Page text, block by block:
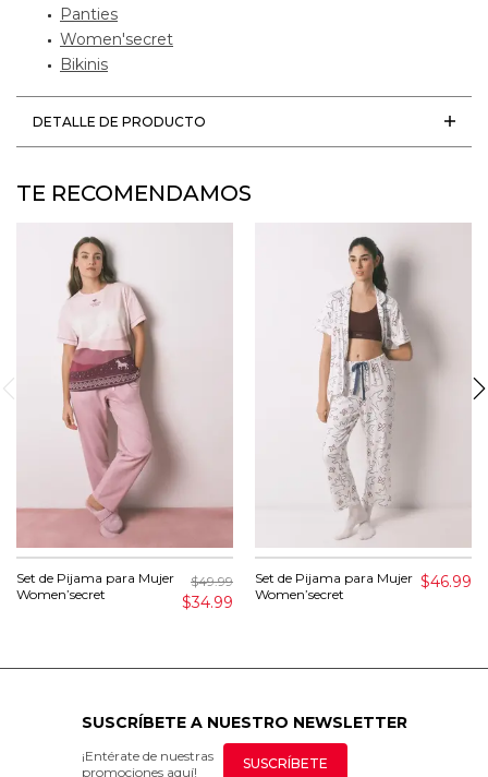
Panties
Women'secret
Bikinis
DETALLE DE PRODUCTO
TE RECOMENDAMOS
Set de Pijama para Mujer
Women’secret
$49.99
$34.99
Set de Pijama para Mujer
Women’secret
$46.99
SUSCRÍBETE A NUESTRO NEWSLETTER
¡Entérate de nuestras
promociones aquí!
SUSCRÍBETE